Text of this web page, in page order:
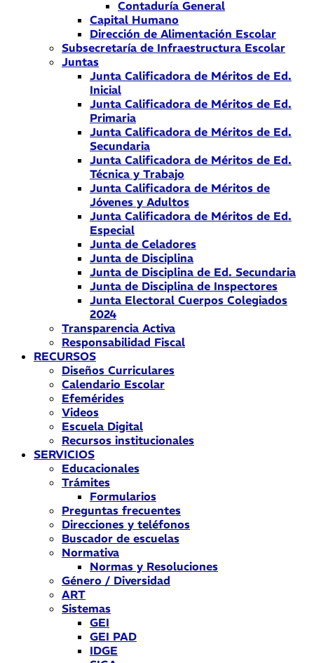
Contaduría General
Capital Humano
Dirección de Alimentación Escolar
Subsecretaría de Infraestructura Escolar
Juntas
Junta Calificadora de Méritos de Ed.
Inicial
Junta Calificadora de Méritos de Ed.
Primaria
Junta Calificadora de Méritos de Ed.
Secundaria
Junta Calificadora de Méritos de Ed.
Técnica y Trabajo
Junta Calificadora de Méritos de
Jóvenes y Adultos
Junta Calificadora de Méritos de Ed.
Especial
Junta de Celadores
Junta de Disciplina
Junta de Disciplina de Ed. Secundaria
Junta de Disciplina de Inspectores
Junta Electoral Cuerpos Colegiados
2024
Transparencia Activa
Responsabilidad Fiscal
RECURSOS
Diseños Curriculares
Calendario Escolar
Efemérides
Videos
Escuela Digital
Recursos institucionales
SERVICIOS
Educacionales
Trámites
Formularios
Preguntas frecuentes
Direcciones y teléfonos
Buscador de escuelas
Normativa
Normas y Resoluciones
Género / Diversidad
ART
Sistemas
GEI
GEI PAD
IDGE